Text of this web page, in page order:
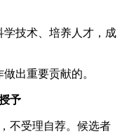
学技术、培养人才，成
出重要贡献的。
予
不受理自荐。候选者